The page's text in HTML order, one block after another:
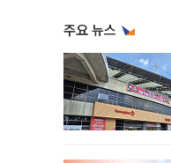
주요 뉴스